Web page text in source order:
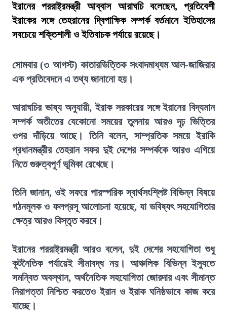
ইরানের পররাষ্ট্রমন্ত্রী আব্বাস আরাঘচি বলেছেন, প্রতিবেশী
ইরাকের সঙ্গে তেহরানের দ্বিপাক্ষিক সম্পর্ক বর্তমানে ইতিহাসের
সবচেয়ে শক্তিশালী ও ইতিবাচক পর্যায়ে রয়েছে।
সোমবার (৩ আগস্ট) কাতারভিত্তিক সংবাদমাধ্যম আল-জাজিরার
এক প্রতিবেদনে এ তথ্য জানানো হয়।
আরাঘচির ভাষ্য অনুযায়ী, ইরাক সরকারের সঙ্গে ইরানের বিদ্যমান
সম্পর্ক অতীতের যেকোনো সময়ের তুলনায় আরও দৃঢ় ভিত্তির
ওপর দাঁড়িয়ে আছে। তিনি বলেন, সাম্প্রতিক সময়ে ইরাকি
প্রধানমন্ত্রীর তেহরান সফর দুই দেশের সম্পর্ককে আরও এগিয়ে
নিতে গুরুত্বপূর্ণ ভূমিকা রেখেছে।
তিনি জানান, ওই সফরে পারস্পরিক স্বার্থসংশ্লিষ্ট বিভিন্ন বিষয়ে
গঠনমূলক ও ফলপ্রসূ আলোচনা হয়েছে, যা ভবিষ্যৎ সহযোগিতার
ক্ষেত্র আরও বিস্তৃত করবে।
ইরানের পররাষ্ট্রমন্ত্রী আরও বলেন, দুই দেশের সহযোগিতা শুধু
কূটনৈতিক পর্যায়েই সীমাবদ্ধ নয়। আঞ্চলিক বিভিন্ন ইস্যুতে
সমন্বিত অবস্থান, অর্থনৈতিক সহযোগিতা জোরদার এবং সীমান্ত
নিরাপত্তা নিশ্চিত করতেও ইরান ও ইরাক ঘনিষ্ঠভাবে কাজ করে
যাচ্ছে।